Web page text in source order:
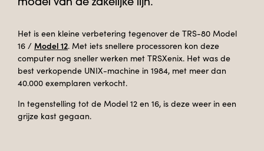
model van de zakelijke lijn.
Het is een kleine verbetering tegenover de TRS-80 Model
16 / Model 12. Met iets snellere processoren kon deze
computer nog sneller werken met TRSXenix. Het was de
best verkopende UNIX-machine in 1984, met meer dan
40.000 exemplaren verkocht.
In tegenstelling tot de Model 12 en 16, is deze weer in een
grijze kast gegaan.